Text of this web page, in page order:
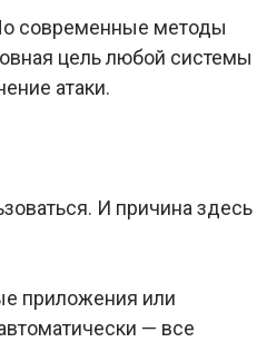
современные методы
цель любой системы
атаки.
И причина здесь
приложения или
— все